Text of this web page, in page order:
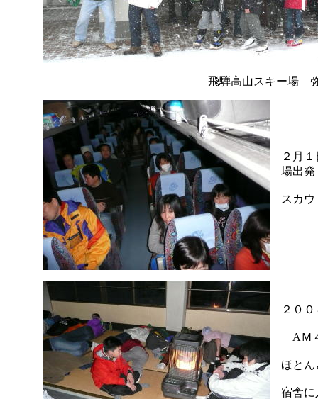
飛騨高山スキー場
２月
場出発
スカ
２０
AＭ
ほと
宿舎に